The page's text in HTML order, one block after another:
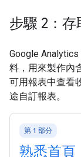
步驟 2：存
Google
料，用來製作內
可用報表中查看
途自訂報表。
第 1 部分
熟悉首頁